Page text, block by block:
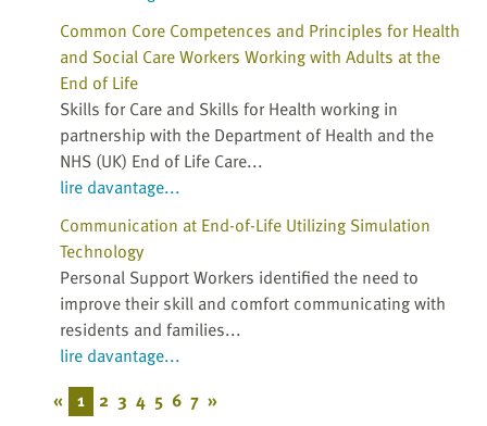
Common Core Competences and Principles for Health
and Social Care Workers Working with Adults at the
End of Life
Skills for Care and Skills for Health working in
partnership with the Department of Health and the
NHS (UK) End of Life Care...
lire davantage...
Communication at End-of-Life Utilizing Simulation
Technology
Personal Support Workers identified the need to
improve their skill and comfort communicating with
residents and families...
lire davantage...
« 1 2 3 4 5 6 7 »